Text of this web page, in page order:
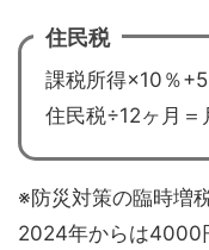
住民税
課税所得×10％
住民税÷12ヶ月＝
※防災対策の臨時増
2024年からは4000